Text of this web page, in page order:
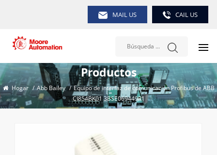
MAIL US CAIL US
Productos
Hogar / Abb Bailey / Equipo de interfaz de comunicación Profibus de ABB
CI854BK01 3BSE069449R1